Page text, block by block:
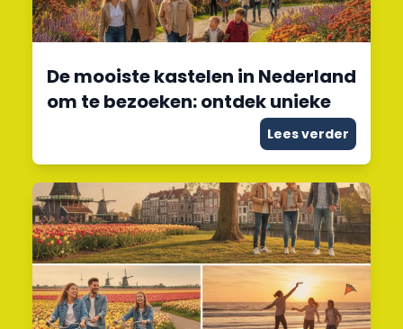
De mooiste kastelen in Nederland
om te bezoeken: ontdek unieke
Lees verder